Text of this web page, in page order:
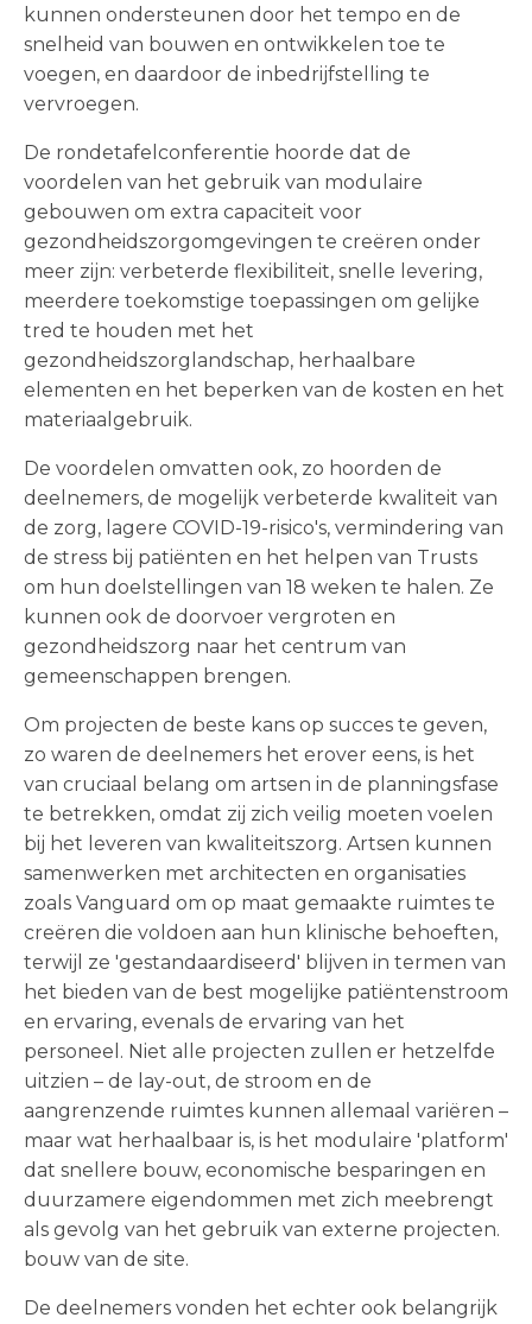
kunnen ondersteunen door het tempo en de
snelheid van bouwen en ontwikkelen toe te
voegen, en daardoor de inbedrijfstelling te
vervroegen.
De rondetafelconferentie hoorde dat de
voordelen van het gebruik van modulaire
gebouwen om extra capaciteit voor
gezondheidszorgomgevingen te creëren onder
meer zijn: verbeterde flexibiliteit, snelle levering,
meerdere toekomstige toepassingen om gelijke
tred te houden met het
gezondheidszorglandschap, herhaalbare
elementen en het beperken van de kosten en het
materiaalgebruik.
De voordelen omvatten ook, zo hoorden de
deelnemers, de mogelijk verbeterde kwaliteit van
de zorg, lagere COVID-19-risico's, vermindering van
de stress bij patiënten en het helpen van Trusts
om hun doelstellingen van 18 weken te halen. Ze
kunnen ook de doorvoer vergroten en
gezondheidszorg naar het centrum van
gemeenschappen brengen.
Om projecten de beste kans op succes te geven,
zo waren de deelnemers het erover eens, is het
van cruciaal belang om artsen in de planningsfase
te betrekken, omdat zij zich veilig moeten voelen
bij het leveren van kwaliteitszorg. Artsen kunnen
samenwerken met architecten en organisaties
zoals Vanguard om op maat gemaakte ruimtes te
creëren die voldoen aan hun klinische behoeften,
terwijl ze 'gestandaardiseerd' blijven in termen van
het bieden van de best mogelijke patiëntenstroom
en ervaring, evenals de ervaring van het
personeel. Niet alle projecten zullen er hetzelfde
uitzien – de lay-out, de stroom en de
aangrenzende ruimtes kunnen allemaal variëren –
maar wat herhaalbaar is, is het modulaire 'platform'
dat snellere bouw, economische besparingen en
duurzamere eigendommen met zich meebrengt
als gevolg van het gebruik van externe projecten.
bouw van de site.
De deelnemers vonden het echter ook belangrijk